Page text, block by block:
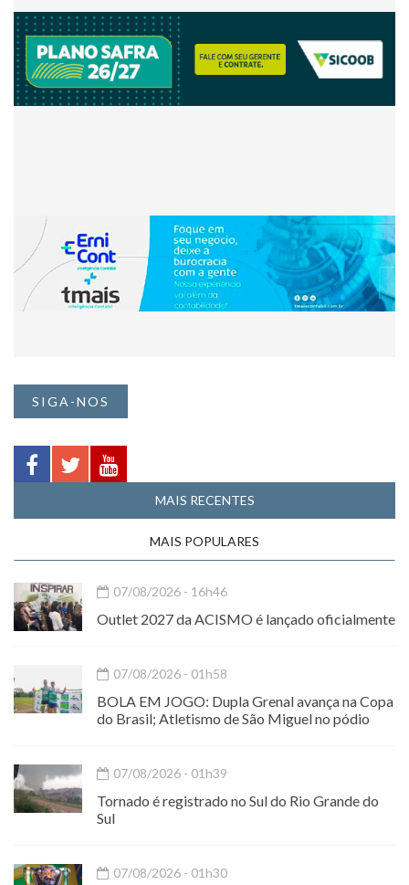
SIGA-NOS
MAIS RECENTES
MAIS POPULARES
07/08/2026 - 16h46
Outlet 2027 da ACISMO é lançado oficialmente
07/08/2026 - 01h58
BOLA EM JOGO: Dupla Grenal avança na Copa
do Brasil; Atletismo de São Miguel no pódio
07/08/2026 - 01h39
Tornado é registrado no Sul do Rio Grande do
Sul
07/08/2026 - 01h30